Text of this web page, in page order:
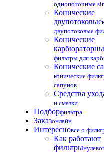
однопоточные
Конические
двупотоковые
двупотоковые
Конические
фильтры для
Конические
конические
сапунов
Средства
и смазки
Подборфильтра
Заказонлайн
Интересновсе о
Как работают
фильтры